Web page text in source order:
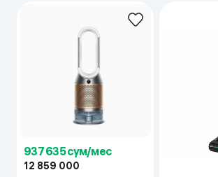
937 635 сум/мес
12 859 000